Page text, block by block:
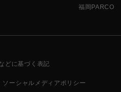
福岡PARCO
どに基づく表記
ソーシャルメディアポリシー